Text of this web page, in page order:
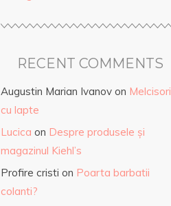
RECENT COMMENTS
Augustin Marian Ivanov on Melcisori
cu lapte
Lucica on Despre produsele și
magazinul Kiehl’s
Profire cristi on Poarta barbatii
colanti?